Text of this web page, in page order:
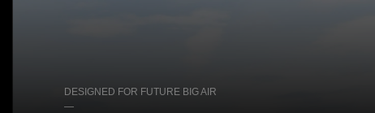
DESIGNED FOR FUTURE BIG AIR
—